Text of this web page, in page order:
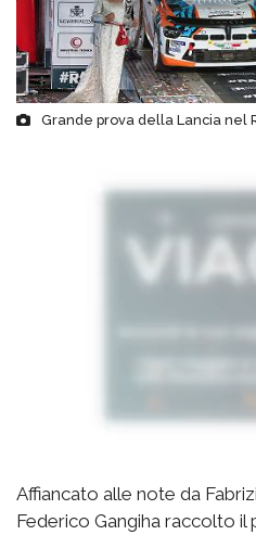
Grande prova della Lancia nel
Affiancato alle note da
Federico Gangiha raccolto il